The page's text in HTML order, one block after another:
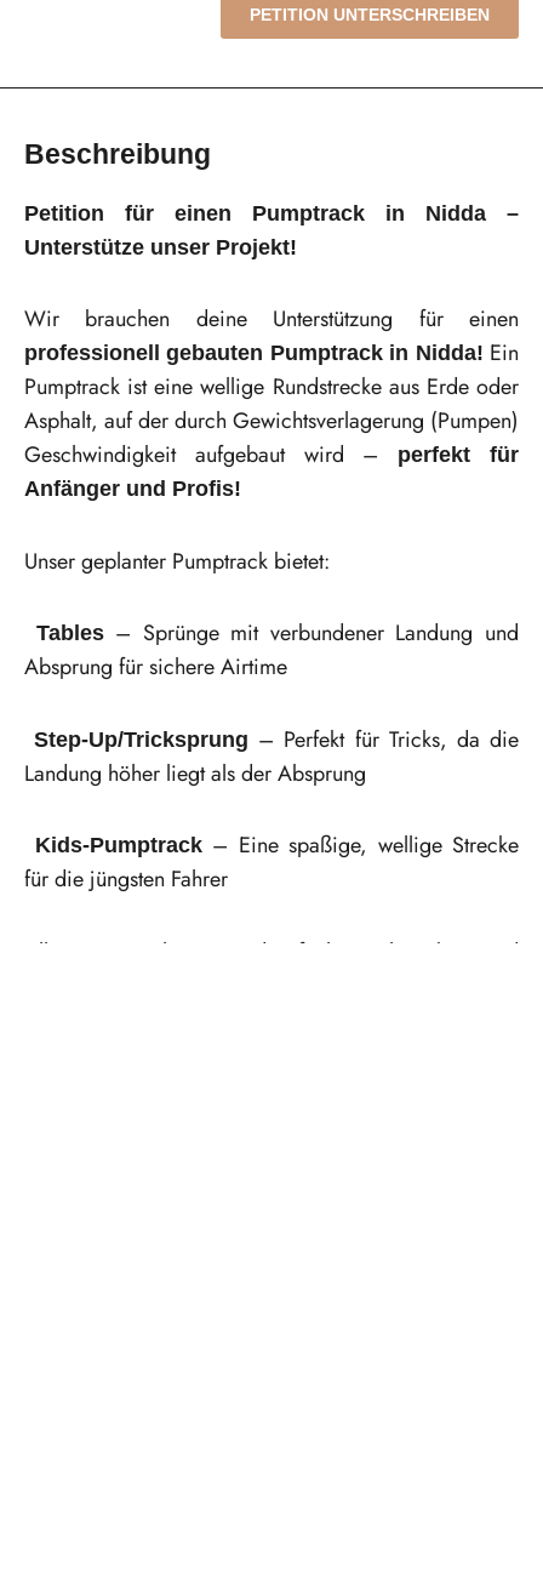
Beschreibung
Petition für einen Pumptrack in Nidda –
Unterstütze unser Projekt!
Wir brauchen deine Unterstützung für einen
professionell gebauten Pumptrack in Nidda! Ein
Pumptrack ist eine wellige Rundstrecke aus Erde oder
Asphalt, auf der durch Gewichtsverlagerung (Pumpen)
Geschwindigkeit aufgebaut wird –
perfekt für
Anfänger und Profis!
Unser geplanter Pumptrack bietet:
Tables– Sprünge mit verbundener Landung und
Absprung für sichere Airtime
Step-Up/Tricksprung – Perfekt für Tricks, da die
Landung höher liegt als der Absprung
Kids-Pumptrack– Eine spaßige, wellige Strecke
für die jüngsten Fahrer
Alle unsere Anlagen werden fachgerecht gebaut und
PETITION UNTERSCHREIBEN